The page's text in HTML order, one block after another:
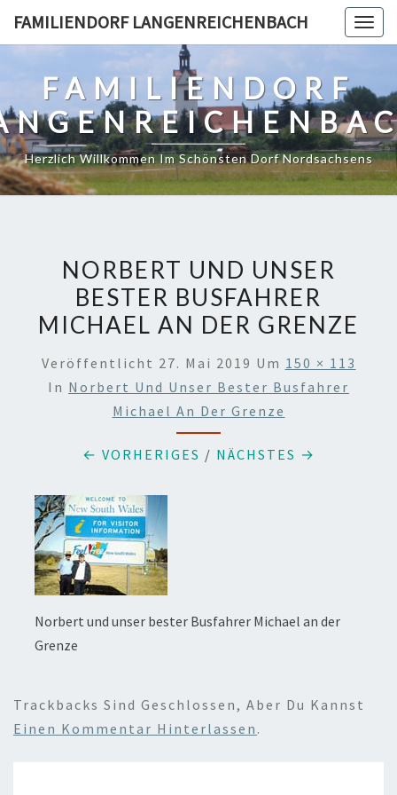
content
FAMILIENDORF LANGENREICHENBACH
FAMILIENDORF
Herzlich Willkommen Im Schönsten Dorf Nordsachsens
NORBERT UND UNSER
BESTER BUSFAHRER
MICHAEL AN DER GRENZE
Veröffentlicht 27. Mai 2019 Um 150 × 113
In Norbert Und Unser Bester Busfahrer
Michael An Der Grenze
← VORHERIGES / NÄCHSTES →
Norbert und unser bester Busfahrer Michael an der
Grenze
Trackbacks Sind Geschlossen, Aber Du Kannst
Einen Kommentar Hinterlassen .